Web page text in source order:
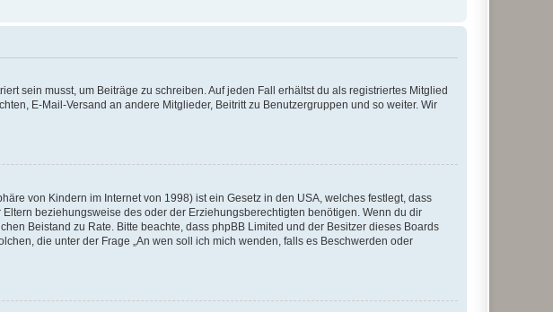
sein musst, um Beiträge zu schreiben. Auf jeden Fall erhältst du als registriertes Mitglied
E-Mail-Versand an andere Mitglieder, Beitritt zu Benutzergruppen und so weiter. Wir
von Kindern im Internet von 1998) ist ein Gesetz in den USA, welches festlegt, dass
beziehungsweise des oder der Erziehungsberechtigten benötigen. Wenn du dir
Beistand zu Rate. Bitte beachte, dass phpBB Limited und der Besitzer dieses Boards
die unter der Frage „An wen soll ich mich wenden, falls es Beschwerden oder